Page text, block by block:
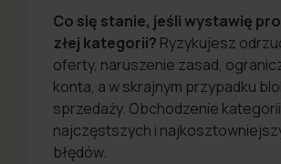
Co się stanie, jeśli wystawię
złej kategorii? Ryzykujesz
oferty, naruszenie zasad,
konta, a w skrajnym przypadku
sprzedaży. Obchodzenie
najczęstszych i
błędów.